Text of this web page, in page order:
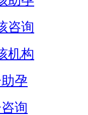
咨询
机构
孕
询